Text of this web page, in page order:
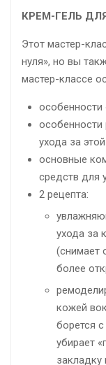
КРЕМ-ГЕЛЬ
Этот мастер-
нуля», но вы
мастер-классе
особенности
ухода за
основные
средств для
2 рецепта:
ухода за
(снимает
более
кожей
борется
убирает
закладку